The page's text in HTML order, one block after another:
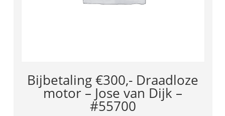
Bijbetaling €300,- Draadloze
motor – Jose van Dijk –
#55700